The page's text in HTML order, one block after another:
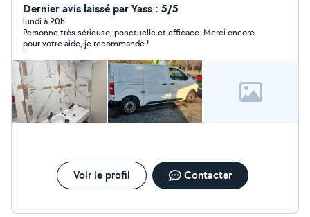
Dernier avis laissé par Yass : 5/5
lundi à 20h
Personne très sérieuse, ponctuelle et efficace. Merci encore
pour votre aide, je recommande !
Voir le profil Contacter